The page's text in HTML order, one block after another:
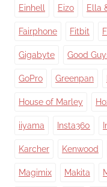
Einhell Eizo Ella
Fairphone Fitbit
Gigabyte Good
GoPro Greenpan
House of Marley
iiyama Insta360
Karcher Kenwood
Magimix Makita